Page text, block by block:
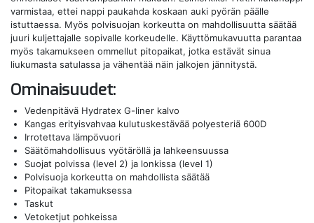
varmistaa, ettei nappi paukahda koskaan auki pyörän päälle
istuttaessa. Myös polvisuojan korkeutta on mahdollisuutta säätää
juuri kuljettajalle sopivalle korkeudelle. Käyttömukavuutta parantaa
myös takamukseen ommellut pitopaikat, jotka estävät sinua
liukumasta satulassa ja vähentää näin jalkojen jännitystä.
Ominaisuudet:
Vedenpitävä Hydratex G-liner kalvo
Kangas erityisvahvaa kulutuskestävää polyesteriä 600D
Irrotettava lämpövuori
Säätömahdollisuus vyötäröllä ja lahkeensuussa
Suojat polvissa (level 2) ja lonkissa (level 1)
Polvisuoja korkeutta on mahdollista säätää
Pitopaikat takamuksessa
Taskut
Vetoketjut pohkeissa